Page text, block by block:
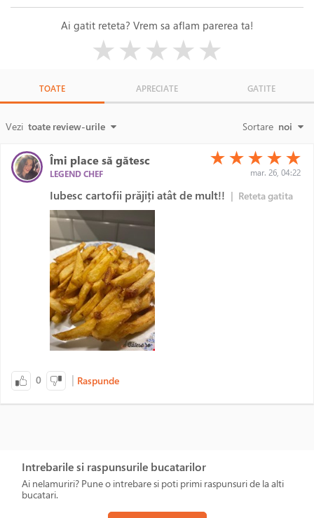
Ai gatit reteta? Vrem sa aflam parerea ta!
★★★★★
TOATE APRECIATE GATITE
Vezi toate review-urile Sortare noi
Îmi place să gătesc
LEGEND CHEF
(*)
★ (*)
★ (*)
★ (*)
★ (*)
★
mar. 26, 04:22
Iubesc cartofii prăjiți atât de mult!! | Reteta gatita
0 | Raspunde
Intrebarile si raspunsurile bucatarilor
Ai nelamuriri? Pune o intrebare si poti primi raspunsuri de la alti
bucatari.